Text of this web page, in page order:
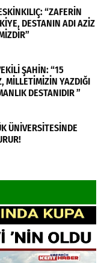
“ZAFERİN
DESTANIN ADI AZİZ
ŞAHİN: “15
MİLLETİMİZİN YAZDIĞI
DESTANIDIR ”
ÜNİVERSİTESİNDE